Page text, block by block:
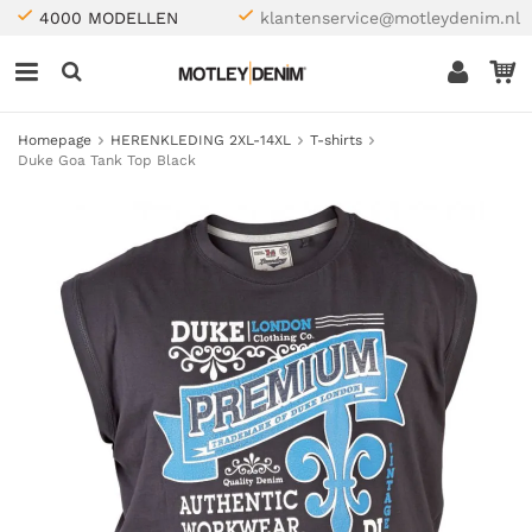
4000 MODELLEN klantenservice@motleydenim.nl
Homepage HERENKLEDING 2XL-14XL
T-shirts
Duke Goa Tank Top Black